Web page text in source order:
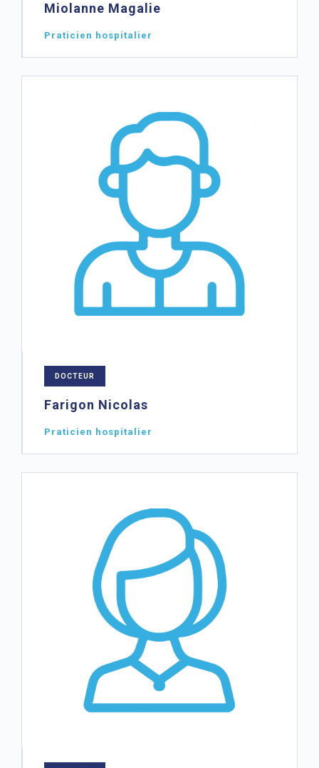
Miolanne Magalie
Praticien hospitalier
DOCTEUR
Farigon Nicolas
Praticien hospitalier